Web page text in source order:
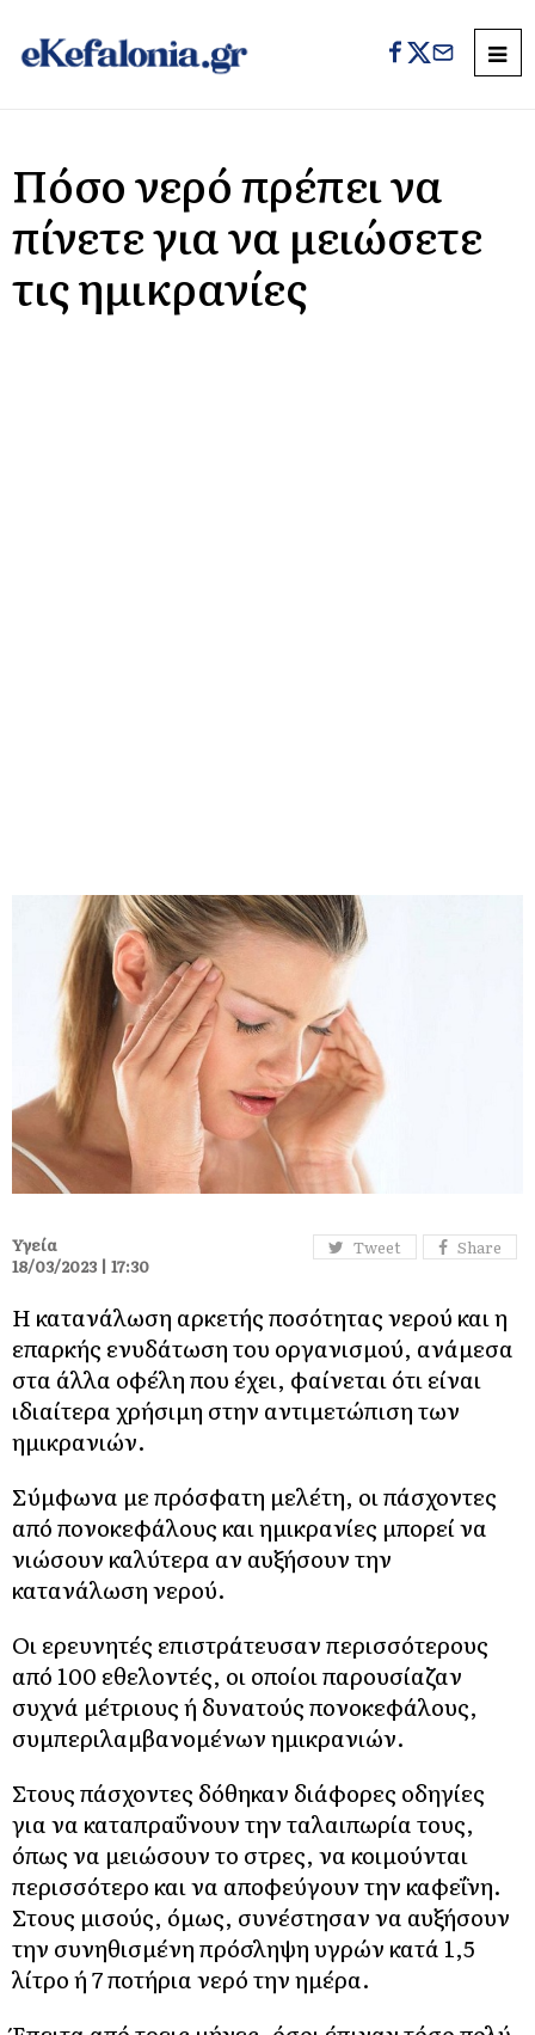
Πόσο νερό πρέπει να
πίνετε για να μειώσετε
τις ημικρανίες
Tweet Share
Υγεία
18/03/2023 | 17:30
Η κατανάλωση αρκετής ποσότητας νερού και η
επαρκής ενυδάτωση του οργανισμού, ανάμεσα
στα άλλα οφέλη που έχει, φαίνεται ότι είναι
ιδιαίτερα χρήσιμη στην αντιμετώπιση των
ημικρανιών.
Σύμφωνα με πρόσφατη μελέτη, οι πάσχοντες
από πονοκεφάλους και ημικρανίες μπορεί να
νιώσουν καλύτερα αν αυξήσουν την
κατανάλωση νερού.
Οι ερευνητές επιστράτευσαν περισσότερους
από 100 εθελοντές, οι οποίοι παρουσίαζαν
συχνά μέτριους ή δυνατούς πονοκεφάλους,
συμπεριλαμβανομένων ημικρανιών.
Στους πάσχοντες δόθηκαν διάφορες οδηγίες
για να καταπραΰνουν την ταλαιπωρία τους,
όπως να μειώσουν το στρες, να κοιμούνται
περισσότερο και να αποφεύγουν την καφεΐνη.
Στους μισούς, όμως, συνέστησαν να αυξήσουν
την συνηθισμένη πρόσληψη υγρών κατά 1,5
λίτρο ή 7 ποτήρια νερό την ημέρα.